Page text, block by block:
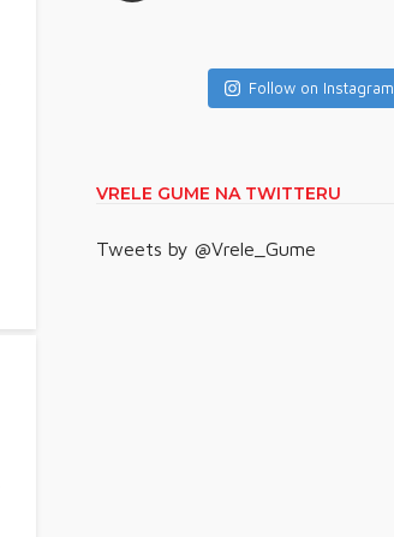
Follow on Instagram
VRELE GUME NA TWITTERU
Tweets by @Vrele_Gume